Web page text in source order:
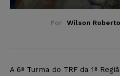
Por Wilson Roberto
A 6ª Turma do TRF da 1ª